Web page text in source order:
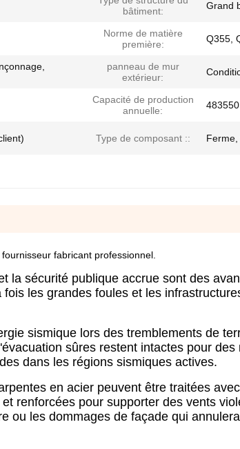
bâtiment:
Grand
Norme de matière
première:
Q355,
panneau de mur
extérieur:
Capacité de production
annuelle:
Type de composant ::
fabricant professionnel.
la sécurité publique accrue sont des
les grandes foules et les
sismique lors des tremblements de
sûres restent intactes pour des
dans les régions sismiques actives.
en acier peuvent être traitées
renforcées pour supporter des vents
ou les dommages de façade qui